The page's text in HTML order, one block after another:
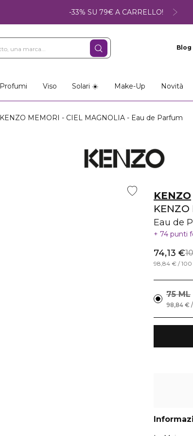
-33% SU 79€ A CARRELLO!
Blog
Profumi Viso Solari ☀️ Make-Up Novità
KENZO MEMORI - CIEL MAGNOLIA - Eau de Parfum
KENZO
KENZO
Eau de
74 punti
74,13 €
98,84 € /
75 ML
98,84 €